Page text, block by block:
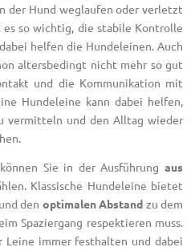
der Hund weglaufen oder verletzt
es so wichtig, die stabile Kontrolle
helfen die Hundeleinen. Auch
altersbedingt nicht mehr so gut
und die Kommunikation mit
Hundeleine kann dabei helfen,
vermitteln und den Alltag wieder
können Sie in der Ausführung aus
Klassische Hundeleine bietet
den optimalen Abstand zu dem
Spaziergang respektieren muss.
Leine immer festhalten und dabei